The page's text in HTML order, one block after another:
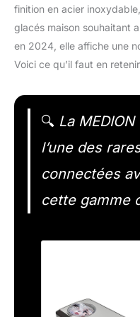
finition en acier
glacés maison souhaitant
en 2024, elle affiche une
Voici ce qu’il faut en
🔍 La
l’une des
connectées
cette gamme